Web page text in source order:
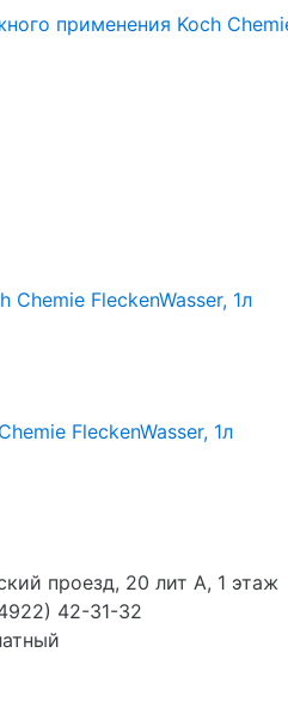
применения Koch
FleckenWasser, 1л
проезд, 20 лит А, 1 этаж
42-31-32